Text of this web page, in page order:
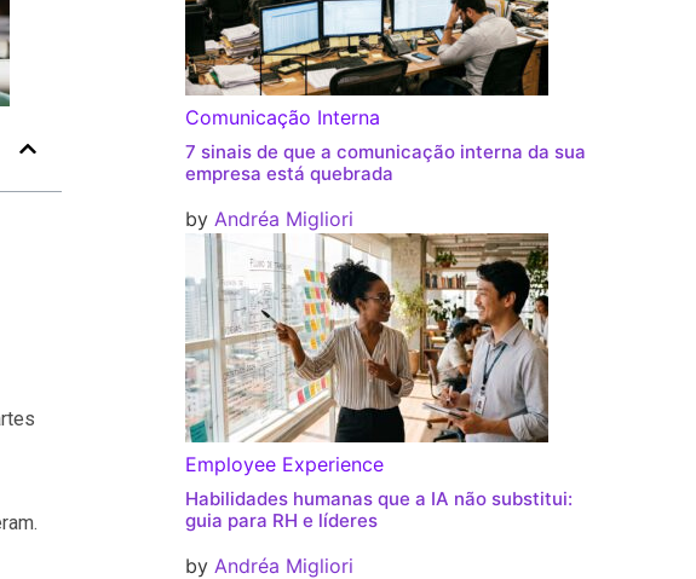
Comunicação Interna
7 sinais de que a comunicação interna da sua
empresa está quebrada
by Andréa Migliori
Employee Experience
Habilidades humanas que a IA não substitui:
guia para RH e líderes
by Andréa Migliori